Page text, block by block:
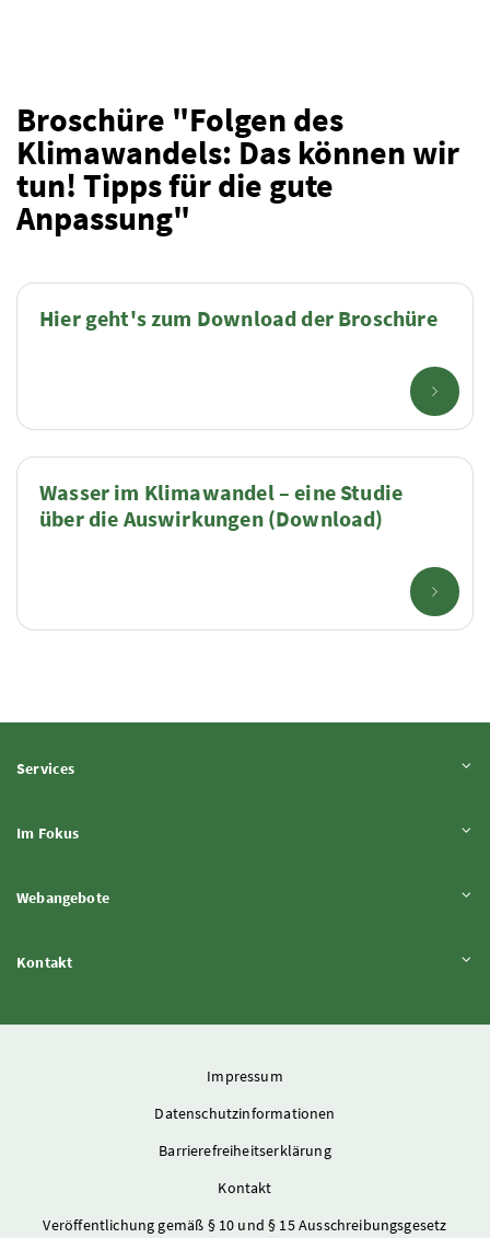
Broschüre "Folgen des
Klimawandels: Das können wir
tun! Tipps für die gute
Anpassung"
Hier geht's zum Download der Broschüre
Wasser im Klimawandel – eine Studie
über die Auswirkungen (Download)
ServicesInhalt aufklappen
Im FokusInhalt aufklappen
WebangeboteInhalt aufklappen
KontaktInhalt aufklappen
Impressum
Datenschutzinformationen
Barrierefreiheitserklärung
Kontakt
Veröffentlichung gemäß § 10 und § 15 Ausschreibungsgesetz